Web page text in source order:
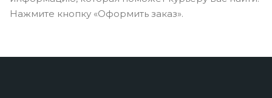
Нажмите кнопку «Оформить заказ».